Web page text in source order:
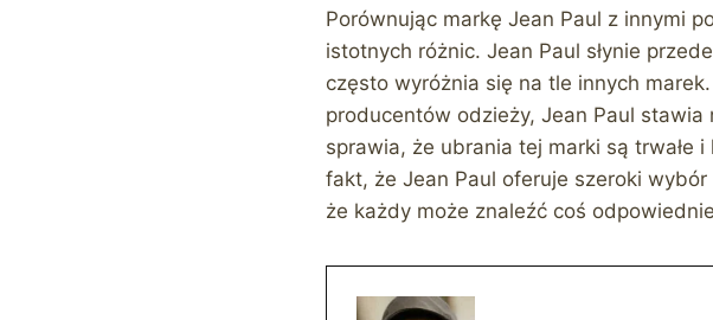
Porównując markę Jean Paul z innymi
istotnych różnic. Jean Paul słynie
często wyróżnia się na tle innych
producentów odzieży, Jean Paul
sprawia, że ubrania tej marki są trwałe
fakt, że Jean Paul oferuje szeroki
że każdy może znaleźć coś